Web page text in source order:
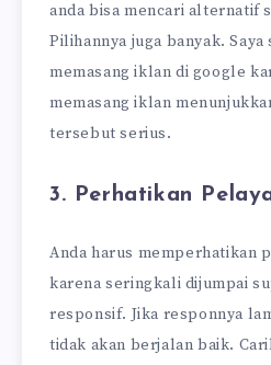
anda bisa mencari alternatif
Pilihannya juga banyak.
memasang iklan di google
memasang iklan
tersebut serius.
3. Perhatikan
Anda harus memperhatikan
karena seringkali dijumpai
responsif. Jika responnya
tidak akan berjalan baik.